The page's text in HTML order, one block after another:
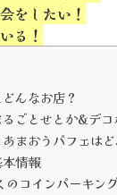
をしたい！
る！
んなお店？
ごとせとか&デコ
まおうパフェは
情報
のコインパーキン